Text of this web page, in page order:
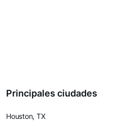
Principales ciudades
Houston, TX